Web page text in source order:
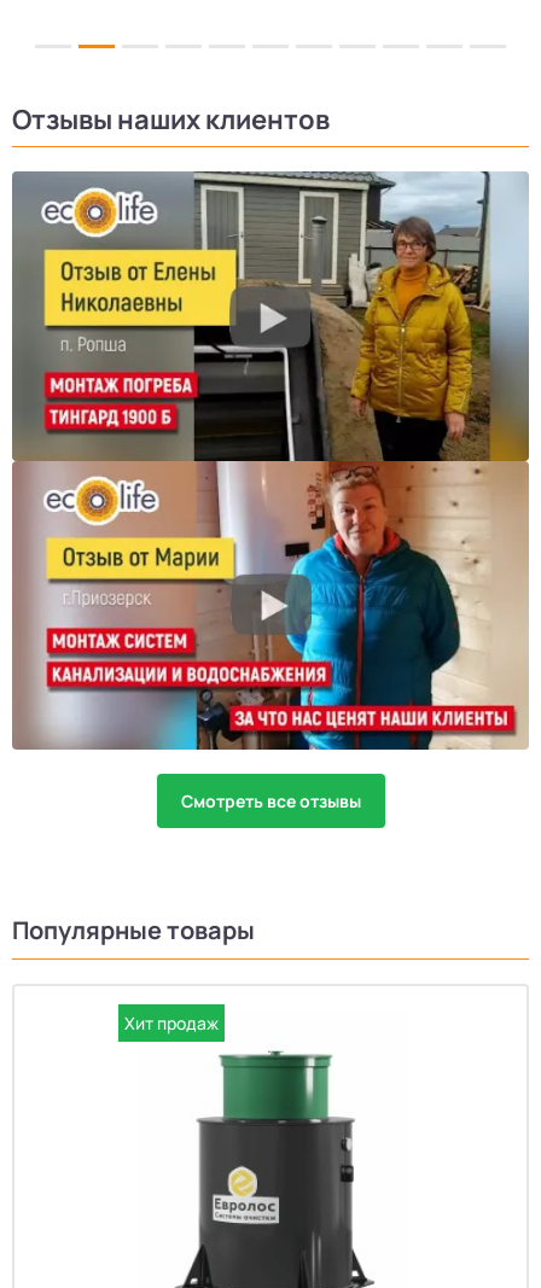
Отзывы наших клиентов
Смотреть все отзывы
Популярные товары
Хит продаж